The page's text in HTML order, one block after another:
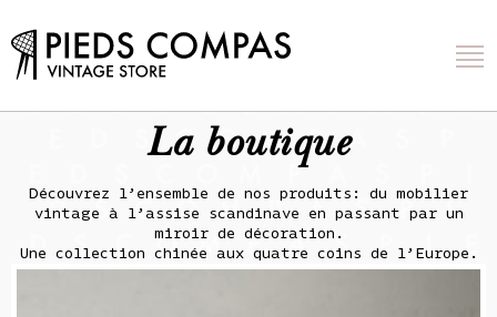
La boutique
Découvrez l’ensemble de nos produits: du mobilier
vintage à l’assise scandinave en passant par un
miroir de décoration.
Une collection chinée aux quatre coins de l’Europe.